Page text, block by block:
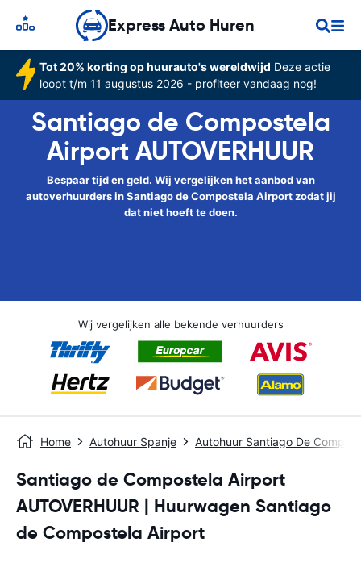
Express Auto Huren
Tot 20% korting op huurauto's wereldwijd Deze actie
loopt t/m 11 augustus 2026 - profiteer vandaag nog!
Santiago de Compostela
Airport AUTOVERHUUR
Bespaar tijd en geld. Wij vergelijken het aanbod van
autoverhuurders in Santiago de Compostela Airport zodat jij
dat niet hoeft te doen.
Wij vergelijken alle bekende verhuurders
Home Autohuur Spanje Autohuur Santiago De
Santiago de Compostela Airport
AUTOVERHUUR | Huurwagen Santiago
de Compostela Airport